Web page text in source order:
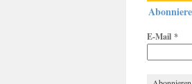
E-Mail *